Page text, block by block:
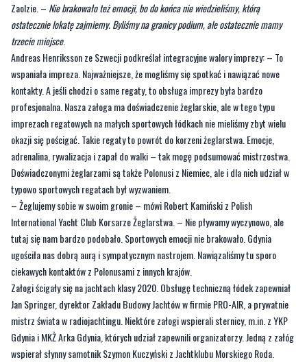
Zaolzie. – Nie brakowało też emocji, bo do końca nie wiedzieliśmy, którą
ostatecznie lokatę zajmiemy. Byliśmy na granicy podium, ale ostatecznie mamy
trzecie miejsce.
Andreas Henriksson ze Szwecji podkreślał integracyjne walory imprezy: – To
wspaniała impreza. Najważniejsze, że mogliśmy się spotkać i nawiązać nowe
kontakty. A jeśli chodzi o same regaty, to obsługa imprezy była bardzo
profesjonalna. Nasza załoga ma doświadczenie żeglarskie, ale w tego typu
imprezach regatowych na małych sportowych łódkach nie mieliśmy zbyt wielu
okazji się pościgać. Takie regaty to powrót do korzeni żeglarstwa. Emocje,
adrenalina, rywalizacja i zapał do walki – tak mogę podsumować mistrzostwa.
Doświadczonymi żeglarzami są także Polonusi z Niemiec, ale i dla nich udział w
typowo sportowych regatach był wyzwaniem.
– Żeglujemy sobie w swoim gronie – mówi Robert Kamiński z Polish
International Yacht Club Korsarze Żeglarstwa. – Nie pływamy wyczynowo, ale
tutaj się nam bardzo podobało. Sportowych emocji nie brakowało. Gdynia
ugościła nas dobrą aurą i sympatycznym nastrojem. Nawiązaliśmy tu sporo
ciekawych kontaktów z Polonusami z innych krajów.
Załogi ścigały się na jachtach klasy 2020. Obsługę techniczną łódek zapewniał
Jan Springer, dyrektor Zakładu Budowy Jachtów w firmie PRO-AIR, a prywatnie
mistrz świata w radiojachtingu. Niektóre załogi wspierali sternicy, m.in. z YKP
Gdynia i MKŻ Arka Gdynia, których udział zapewnili organizatorzy. Jedną z załóg
wspierał słynny samotnik Szymon Kuczyński z Jachtklubu Morskiego Roda.